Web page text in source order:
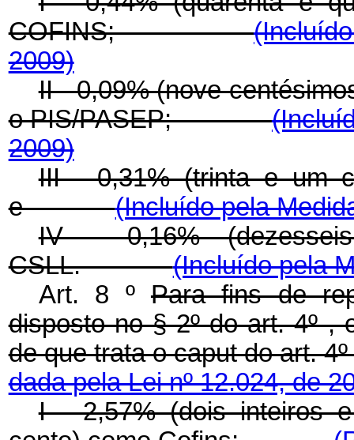
COFINS;
2009)
II - 0,09% (nove
o PIS/PASEP;
2009)
III - 0,31% (trinta e um
e(Incluído pela
IV - 0,16%
CSLL.(Incluído pela
Art. 8 º Para fins de
disposto no § 2º do art. 4º ,
de que trata ocaputdo art.
dada pela Lei nº 12.024, de
I - 2,57% (dois inteiros